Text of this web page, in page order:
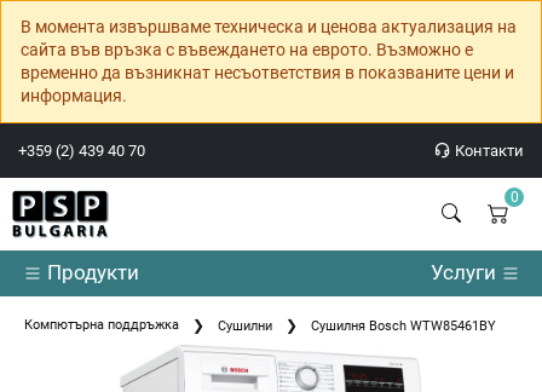
В момента извършваме техническа и ценова актуализация на
сайта във връзка с въвеждането на еврото. Възможно е
временно да възникнат несъответствия в показваните цени и
информация.
+359 (2) 439 40 70 Контакти
0
Продукти Услуги
Компютърна поддръжка Сушилни Сушилня Bosch WTW85461BY